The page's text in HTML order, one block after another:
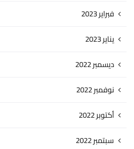
فبراير 2023
يناير 2023
ديسمبر 2022
نوفمبر 2022
أكتوبر 2022
سبتمبر 2022